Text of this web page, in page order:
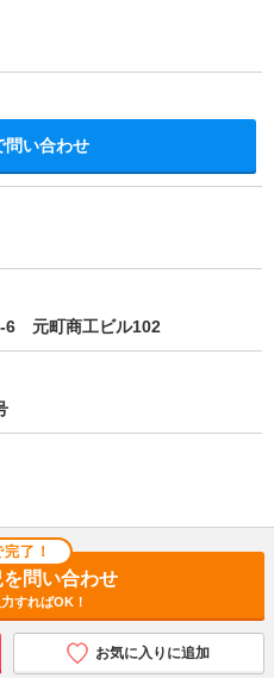
問い合わせ
6 元町商工ビル102
了！
問い合わせ
すればOK！
お気に入りに追加